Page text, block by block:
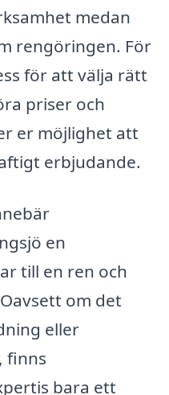
medan
rengöringen. För
för att välja rätt
priser och
er möjlighet att
erbjudande.
en
till en ren och
om det
eller
finns
bara ett